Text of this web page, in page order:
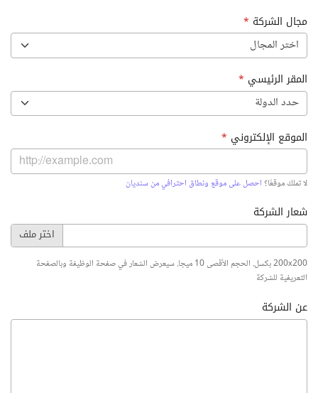
مجال الشركة *
اختر المجال
المقر الرئيسي *
حدد الدولة
الموقع الإلكتروني *
لا تملك موقعًا؟ احصل على موقع ونطاق احترافي من سنديان
شعار الشركة
200x200 بكسل. الحجم الأقصى 10 ميجا. سيعرض الشعار في صفحة الوظيفة وبالصفحة
التعريفية للشركة
عن الشركة